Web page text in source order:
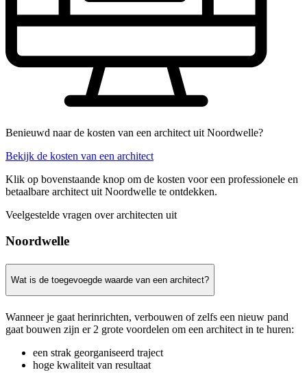
Benieuwd naar de kosten van een architect uit Noordwelle?
Bekijk de kosten van een architect
Klik op bovenstaande knop om de kosten voor een professionele en
betaalbare architect uit Noordwelle te ontdekken.
Veelgestelde vragen over architecten uit
Noordwelle
Wat is de toegevoegde waarde van een architect?
Wanneer je gaat herinrichten, verbouwen of zelfs een nieuw pand
gaat bouwen zijn er 2 grote voordelen om een architect in te huren:
een strak georganiseerd traject
hoge kwaliteit van resultaat